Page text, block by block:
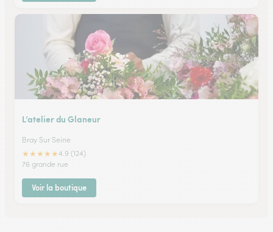
L’atelier du Glaneur
Bray Sur Seine
★★★★★4.9 (124)
76 grande rue
Voir la boutique